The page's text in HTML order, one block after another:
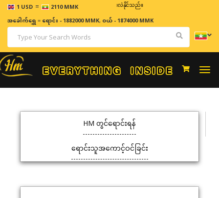
1 USD = 2110 MMK
ဈေးနှုန်းများသည် အချိန်နှင့် အမျှပြောင်းလဲနိုင်သည်။
အခေါက်ရွှေ=ရောင်း - 1882000 MMK, ဝယ် - 1874000 MMK
HM တွင်ရောင်းရန်
ရောင်းသူအကောင့်ဝင်ခြင်း